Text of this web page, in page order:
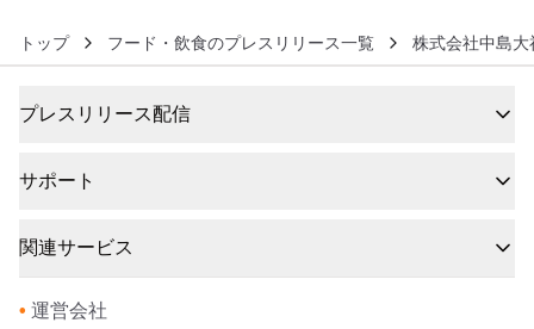
トップ フード・飲食のプレスリリース一覧 株式会社中島大
プレスリリース配信
サポート
関連サービス
• 運営会社